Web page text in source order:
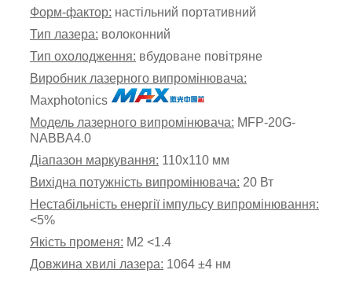
Форм-фактор: настільний портативний
Тип лазера: волоконний
Тип охолодження: вбудоване повітряне
Виробник лазерного випромінювача:
Maxphotonics
Модель лазерного випромінювача: MFP-20G-
NABBA4.0
Діапазон маркування: 110х110 мм
Вихідна потужність випромінювача: 20 Вт
Нестабільність енергії імпульсу випромінювання:
<5%
Якість променя: М2 <1.4
Довжина хвилі лазера: 1064 ±4 нм